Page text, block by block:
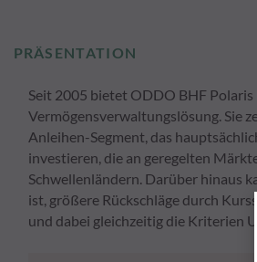
PRÄSENTATION
Seit 2005 bietet ODDO BHF
Vermögensverwaltungslösung. Sie
Anleihen-Segment, das
investieren, die an geregelten
Schwellenländern. Darüber hinaus
ist, größere Rückschläge durch
und dabei gleichzeitig die Kriterien